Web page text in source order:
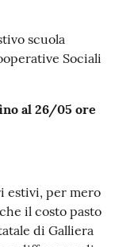
scuola
Sociali
al 26/05 ore
estivi, per mero
il costo pasto
di Galliera